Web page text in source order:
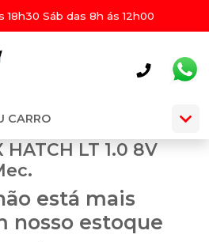
18h30 Sáb das 8h ás 12h00
CARRO
LT 1.0 8V
está mais
nosso estoque